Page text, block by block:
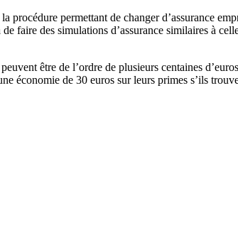
procédure permettant de changer d’assurance
faire des simulations d’assurance similaires à
être de l’ordre de plusieurs centaines
économie de 30 euros sur leurs primes s’ils